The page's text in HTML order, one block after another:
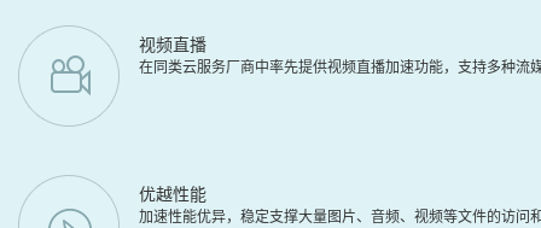
视频直播
在同类云服务厂商中率先提供视频直播加速功能，支持多种流
优越性能
加速性能优异，稳定支撑大量图片、音频、视频等文件的访问